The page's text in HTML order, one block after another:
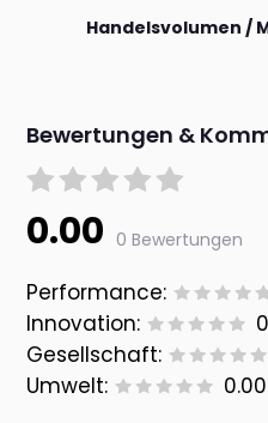
Handelsvolumen /
Bewertungen &
0.00 0 Bewertungen
Performance:
Innovation:
Gesellschaft:
Umwelt:
0.00